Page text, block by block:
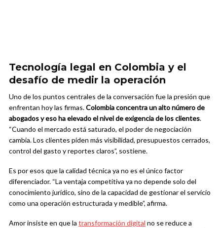
Tecnología legal en Colombia y el
desafío de medir la operación
Uno de los puntos centrales de la conversación fue la presión que
enfrentan hoy las firmas.Colombia concentra un alto número de
abogados y eso ha elevado el nivel de exigencia de los clientes.
“Cuando el mercado está saturado, el poder de negociación
cambia. Los clientes piden más visibilidad, presupuestos cerrados,
control del gasto y reportes claros”, sostiene.
Es por esos que la calidad técnica ya no es el único factor
diferenciador. “La ventaja competitiva ya no depende solo del
conocimiento jurídico, sino de la capacidad de gestionar el servicio
como una operación estructurada y medible”, afirma.
Amor insiste en que la transformación digital no se reduce a